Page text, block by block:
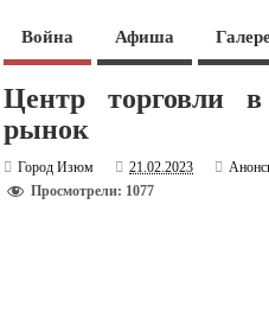
Война Афиша
Центр торговли
рынок
Город Изюм 21.02.2023
Просмотрели: 1077